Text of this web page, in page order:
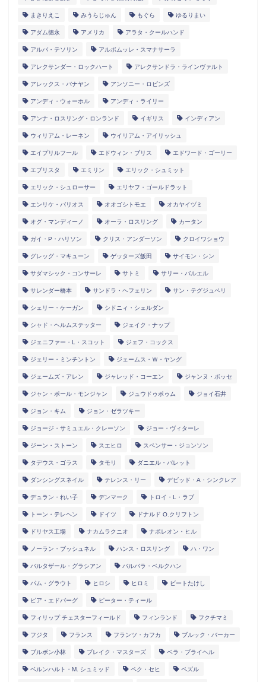
まきりえこ みうらじゅん もぐら ゆるりまい
アダム徳永 アメリカ アラタ・クールハンド
アルパ・テソリン アルボムッレ・スマナサーラ
アレクサンダー・ロックハート アレクサンドラ・ラインヴァルト
アレックス・バナヤン アンソニー・ロビンズ
アンディ・ウォーホル アンディ・ライリー
アンナ・ロスリング・ロンランド イギリス インディアン
ウィリアム・レーネン ウイリアム・アイリッシュ
エイプリルフール エドウィン・ブリス エドワード・ゴーリー
エブリスタ エミリン エリック・シュミット
エリック・シュローサー エリヤフ・ゴールドラット
エンリケ・バリオス オオゴシトモエ オカヤイヅミ
オグ・マンディーノ オーラ・ロスリング カータン
ガイ・P・ハリソン クリス・アンダーソン クロイワショウ
グレッグ・マキューン ゲッターズ飯田 サイモン・シン
サダマシック・コンサーレ サトミ サリー・バルエル
サレンダー橋本 サンドラ・ヘフェリン サン・テグジュペリ
シェリー・ケーガン シドニィ・シェルダン
シャド・ヘルムステッター ジェイク・ナップ
ジェニファー・L・スコット ジェフ・コックス
ジェリー・ミンチントン ジェームス・Ｗ・ヤング
ジェームズ・アレン ジャレッド・コーエン ジャンヌ・ボッセ
ジャン・ポール・モンジャン ジュウドゥポゥム ジョイ石井
ジョン・キム ジョン・ゼラツキー
ジョージ・サミュエル・クレーソン ジョー・ヴィターレ
ジーン・ストーン スエヒロ スペンサー・ジョンソン
タデウス・ゴラス タモリ ダニエル・バレット
ダンシングスネイル テレンス・リー デビッド・A・シンクレア
デュラン・れい子 デンマーク トロイ・L・ラブ
トーン・テレヘン ドイツ ドナルド O.クリフトン
ドリヤス工場 ナカムラクニオ ナポレオン・ヒル
ノーラン・ブッシュネル ハンス・ロスリング ハ・ワン
バルタザール・グラシアン バルバラ・ベルクハン
パム・グラウト ヒロシ ヒロミ ビートたけし
ピア・エドバーグ ピーター・ティール
フィリップ チェスターフィールド フィンランド フクチマミ
フジタ フランス フランツ・カフカ ブルック・バーカー
ブルボン小林 ブレイク・マスターズ ベラ・ブライヘル
ベルンハルト・M. シュミッド ペク・セヒ ペズル